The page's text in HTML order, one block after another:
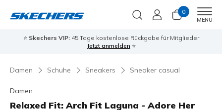
0
MENU
⭐ Skechers VIP:45 Tage kostenlose Rückgabe für Mitglieder
Jetzt anmelden ⭐
Damen Schuhe Sneakers Sneaker casual
Damen
Relaxed Fit: Arch Fit Laguna - Adore Her